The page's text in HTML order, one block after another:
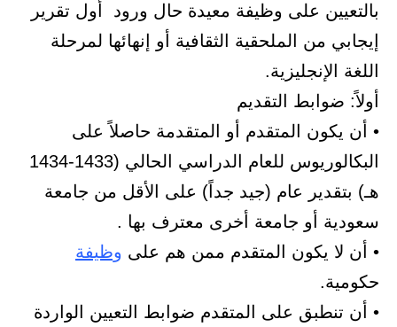
على وظيفة معيدة حال ورود أول تقرير
الملحقية الثقافية أو إنهائها لمرحلة
التقديم
المتقدم أو المتقدمة حاصلاً على
البكالوريوس للعام الدراسي الحالي (1433-1434
عام (جيد جداً) على الأقل من جامعة
جامعة أخرى معترف بها .
المتقدم ممن هم علىوظيفة
على المتقدم ضوابط التعيين الواردة